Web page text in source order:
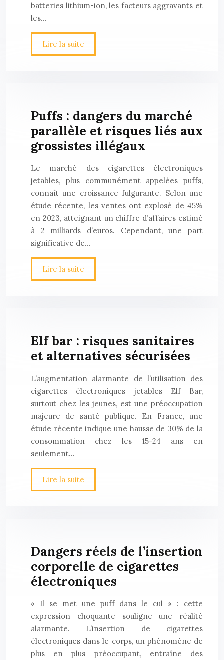
batteries lithium-ion, les facteurs aggravants et
les…
Lire la suite
Puffs : dangers du marché
parallèle et risques liés aux
grossistes illégaux
Le marché des cigarettes électroniques
jetables, plus communément appelées puffs,
connaît une croissance fulgurante. Selon une
étude récente, les ventes ont explosé de 45%
en 2023, atteignant un chiffre d’affaires estimé
à 2 milliards d’euros. Cependant, une part
significative de…
Lire la suite
Elf bar : risques sanitaires
et alternatives sécurisées
L’augmentation alarmante de l’utilisation des
cigarettes électroniques jetables Elf Bar,
surtout chez les jeunes, est une préoccupation
majeure de santé publique. En France, une
étude récente indique une hausse de 30% de la
consommation chez les 15-24 ans en
seulement…
Lire la suite
Dangers réels de l’insertion
corporelle de cigarettes
électroniques
« Il se met une puff dans le cul » : cette
expression choquante souligne une réalité
alarmante. L’insertion de cigarettes
électroniques dans le corps, un phénomène de
plus en plus préoccupant, entraîne des